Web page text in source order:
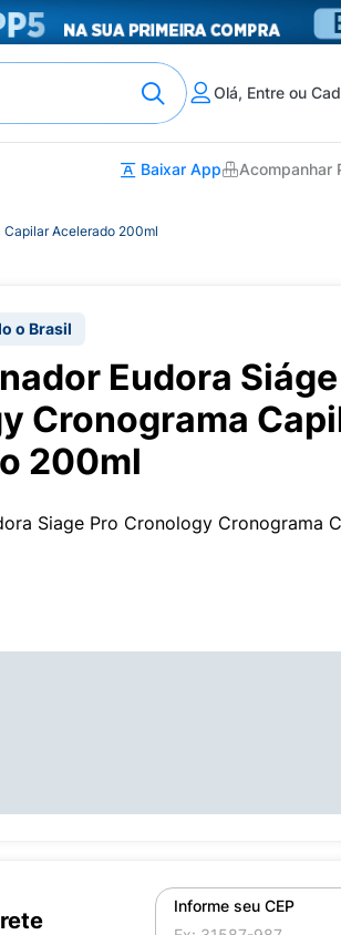
Olá, Entre ou
Baixar App Acompanhar
Capilar Acelerado 200ml
o Brasil
Eudora
Cronograma
200ml
Siage Pro Cronology Cronograma
Informe seu CEP